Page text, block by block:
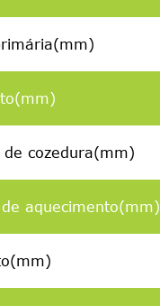
cozedura(mm)
aquecimento(mm)